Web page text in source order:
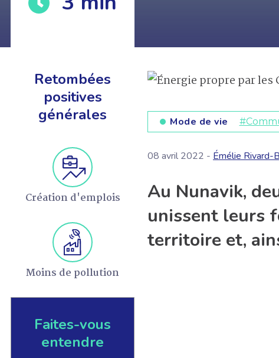
EN SAVOIR +
Retombées
positives
générales
Création d'emplois
Moins de pollution
Faites-vous
entendre
Mode de vie
08 avril 2022 - Émélie Rivard-
Au Nunavik,
unissent leurs
territoire et,